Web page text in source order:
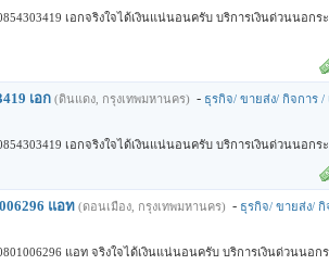
เอกจริงใจได้เงินแน่นอนครับ บริการเงินด่วนนอกร
เอก (ดินแดง, กรุงเทพมหานคร) - ธุรกิจ/ ขายส่ง/ กิจการ /
เอกจริงใจได้เงินแน่นอนครับ บริการเงินด่วนนอกร
แอท (ดอนเมือง, กรุงเทพมหานคร) - ธุรกิจ/ ขายส่ง/
แอท จริงใจได้เงินแน่นอนครับ บริการเงินด่วนนอกร